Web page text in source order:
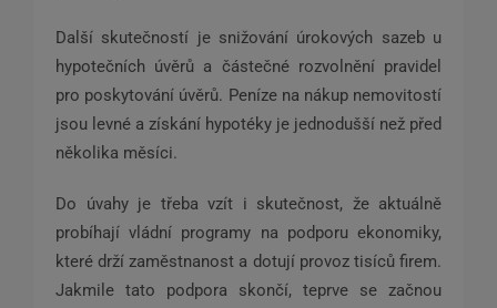
Další skutečností je snižování úrokových sazeb u
hypotečních úvěrů a částečné rozvolnění pravidel
pro poskytování úvěrů. Peníze na nákup nemovitostí
jsou levné a získání hypotéky je jednodušší než před
několika měsíci.
Do úvahy je třeba vzít i skutečnost, že aktuálně
probíhají vládní programy na podporu ekonomiky,
které drží zaměstnanost a dotují provoz tisíců firem.
Jakmile tato podpora skončí, teprve se začnou